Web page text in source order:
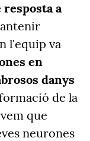
resposta a
l'equip va
en
danys
de la
que
neurones